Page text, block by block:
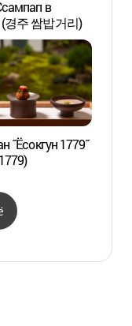
в
경주 쌈밥거리)
˝Ёсокгун 1779˝